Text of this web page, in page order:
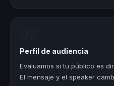
Perfil de audiencia
Evaluamos si tu público es
El mensaje y el speaker